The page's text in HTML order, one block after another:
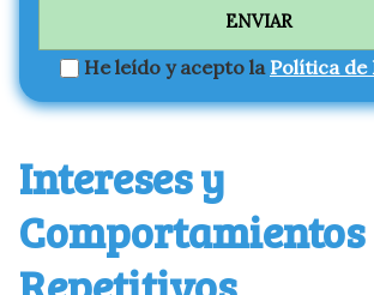
He leído y acepto la Política de
Intereses y
Comportamientos